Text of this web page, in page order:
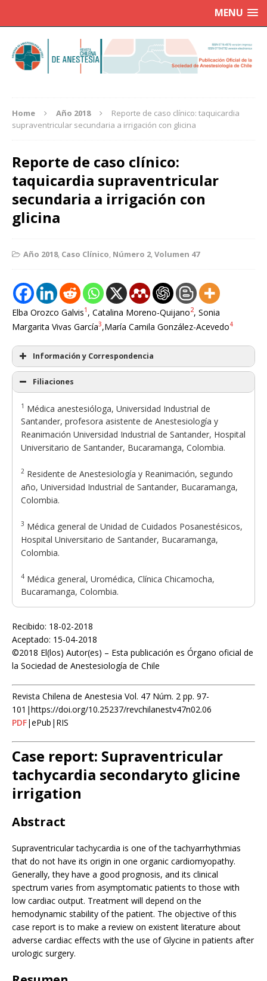
MENU
Home Año 2018
Reporte de caso clínico: taquicardia
supraventricular secundaria a irrigación con glicina
Reporte de caso clínico:
taquicardia supraventricular
secundaria a irrigación con
glicina
Año 2018, Caso Clínico, Número 2,Volumen 47
Elba Orozco Galvis1 , Catalina Moreno-Quijano2, Sonia
Margarita Vivas García3,María Camila González-Acevedo4
Información y Correspondencia
Filiaciones
1 Médica anestesióloga, Universidad Industrial de
Santander, profesora asistente de Anestesiología y
Reanimación Universidad Industrial de Santander, Hospital
Universitario de Santander, Bucaramanga, Colombia.
2 Residente de Anestesiología y Reanimación, segundo
año, Universidad Industrial de Santander, Bucaramanga,
Colombia.
3 Médica general de Unidad de Cuidados Posanestésicos,
Hospital Universitario de Santander, Bucaramanga,
Colombia.
4 Médica general, Uromédica, Clínica Chicamocha,
Bucaramanga, Colombia.
Recibido: 18-02-2018
Aceptado: 15-04-2018
©2018 El(los) Autor(es) – Esta publicación es Órgano oficial de
la Sociedad de Anestesiología de Chile
Revista Chilena de Anestesia Vol. 47 Núm. 2 pp. 97-
101|https://doi.org/10.25237/revchilanestv47n02.06
PDF|ePub|RIS
Case report: Supraventricular
tachycardia secondaryto glicine
irrigation
Abstract
Supraventricular tachycardia is one of the tachyarrhythmias
that do not have its origin in one organic cardiomyopathy.
Generally, they have a good prognosis, and its clinical
spectrum varies from asymptomatic patients to those with
low cardiac output. Treatment will depend on the
hemodynamic stability of the patient. The objective of this
case report is to make a review on existent literature about
adverse cardiac effects with the use of Glycine in patients after
urologic surgery.